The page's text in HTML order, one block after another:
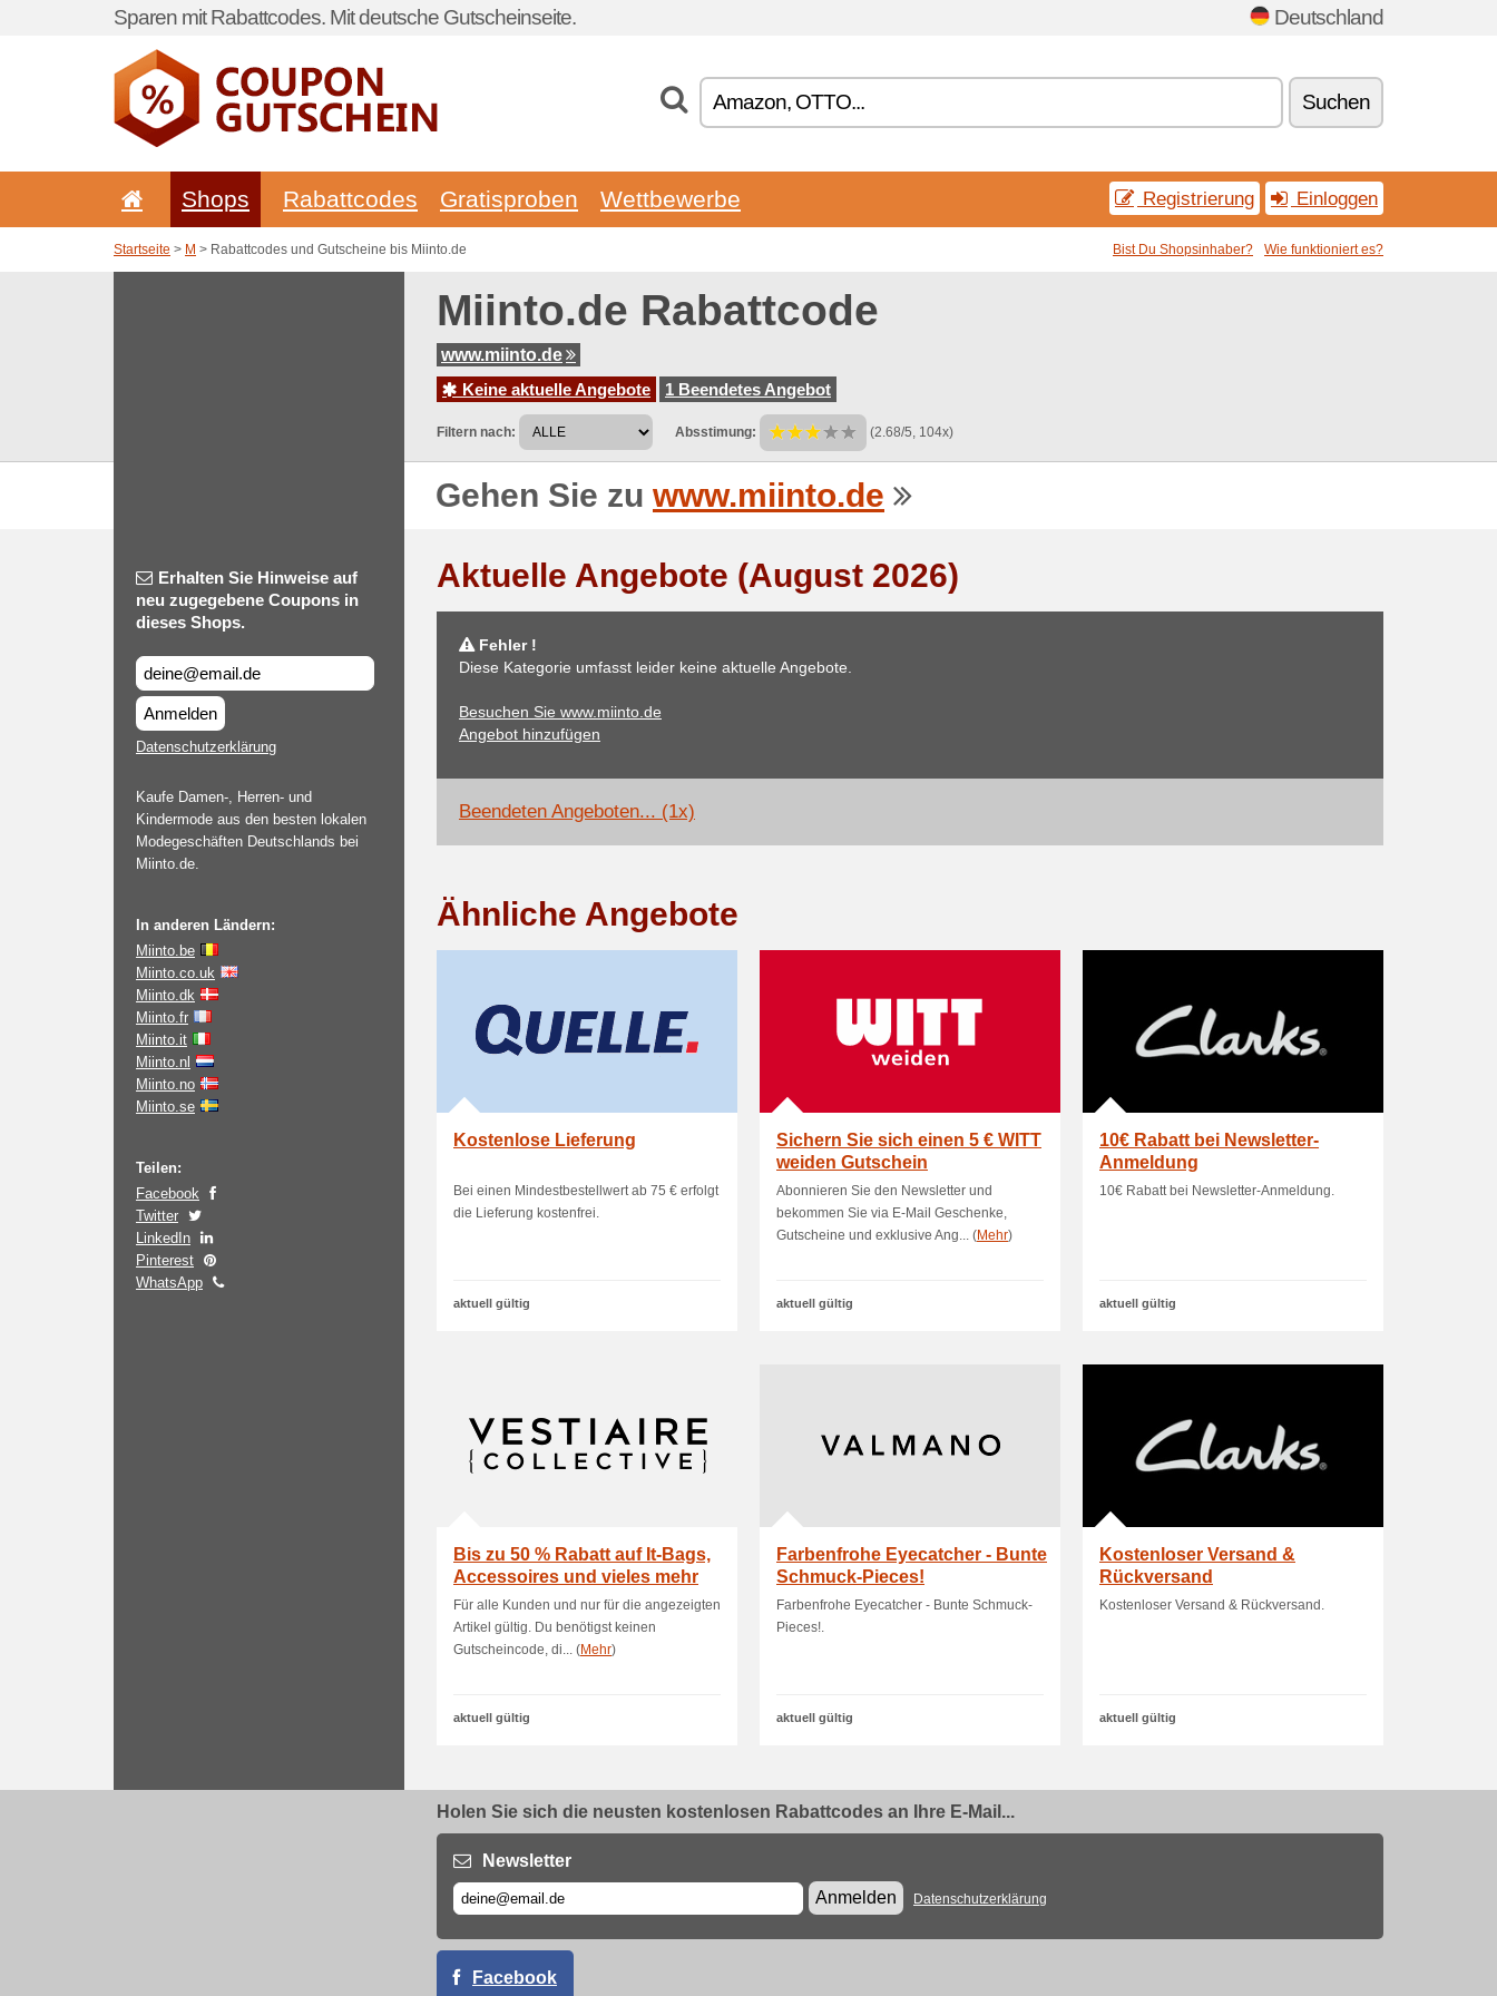
Sparen mit Rabattcodes. Mit deutsche Gutscheinseite. Deutschland
Suchen
Shops Rabattcodes Gratisproben Wettbewerbe Registrierung Einloggen
Startseite > M > Rabattcodes und Gutscheine bis Miinto.de Bist Du Shopsinhaber? Wie funktioniert es?
Miinto.de Rabattcode
www.miinto.de
Keine aktuelle Angebote
1 Beendetes Angebot
Filtern nach: Absstimung: (2.68/5, 104x)
Gehen Sie zu www.miinto.de
Erhalten Sie Hinweise auf
neu zugegebene Coupons in
dieses Shops.
Anmelden
Datenschutzerklärung
Kaufe Damen-, Herren- und
Kindermode aus den besten lokalen
Modegeschäften Deutschlands bei
Miinto.de.
In anderen Ländern:
Miinto.be
Miinto.co.uk
Miinto.dk
Miinto.fr
Miinto.it
Miinto.nl
Miinto.no
Miinto.se
Teilen:
Facebook
Twitter
LinkedIn
Pinterest
WhatsApp
Aktuelle Angebote (August 2026)
Fehler !
Diese Kategorie umfasst leider keine aktuelle Angebote.
Besuchen Sie www.miinto.de
Angebot hinzufügen
Beendeten Angeboten... (1x)
Ähnliche Angebote
Kostenlose Lieferung
Bei einen Mindestbestellwert ab 75 € erfolgt
die Lieferung kostenfrei.
aktuell gültig
Sichern Sie sich einen 5 € WITT
weiden Gutschein
Abonnieren Sie den Newsletter und
bekommen Sie via E-Mail Geschenke,
Gutscheine und exklusive Ang... (Mehr)
aktuell gültig
10€ Rabatt bei Newsletter-
Anmeldung
10€ Rabatt bei Newsletter-Anmeldung.
aktuell gültig
Bis zu 50 % Rabatt auf It-Bags,
Accessoires und vieles mehr
Für alle Kunden und nur für die angezeigten
Artikel gültig. Du benötigst keinen
Gutscheincode, di... (Mehr)
aktuell gültig
Farbenfrohe Eyecatcher - Bunte
Schmuck-Pieces!
Farbenfrohe Eyecatcher - Bunte Schmuck-
Pieces!.
aktuell gültig
Kostenloser Versand &
Rückversand
Kostenloser Versand & Rückversand.
aktuell gültig
Holen Sie sich die neusten kostenlosen Rabattcodes an Ihre E-Mail...
Newsletter
Anmelden
Datenschutzerklärung
Facebook